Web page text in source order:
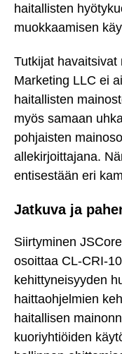
haitallisten
muokkaamisen
Tutkijat havaitsivat
Marketing LLC ei
haitallisten
myös samaan
pohjaisten
allekirjoittajana.
entisestään eri
Jatkuva ja
Siirtyminen
osoittaa CL-CRI-
kehittyneisyyden
haittaohjelmien
haitallisen
kuoriyhtiöiden